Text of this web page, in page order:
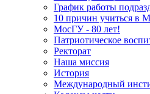
График работы
10 причин учиться в
МосГУ - 80 лет!
Патриотическое
Ректорат
Наша миссия
История
Международный